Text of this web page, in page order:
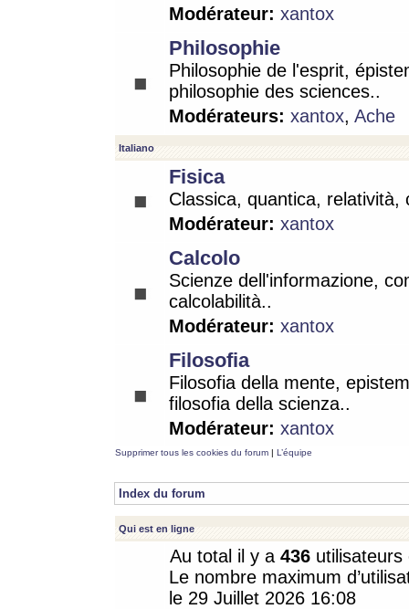
Modérateur: xantox
Philosophie
Philosophie de l'esprit,
philosophie des sciences..
Modérateurs: xantox, Ache
Italiano
Fisica
Classica, quantica, relatività,
Modérateur: xantox
Calcolo
Scienze dell'informazione,
calcolabilità..
Modérateur: xantox
Filosofia
Filosofia della mente,
filosofia della scienza..
Modérateur: xantox
Supprimer tous les cookies du forum | L’équipe
Index du forum
Qui est en ligne
Au total il y a 436
Le nombre maximum
le 29 Juillet 2026 16:08